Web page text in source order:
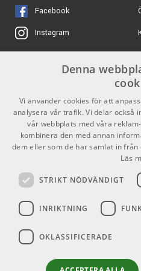
stabilitet
Vikbar konstruktion för
förvaring
ARTIKELNUMMER 1032080
Cranborne Audio
ARTIKELNUMMER 1078227
Ortofon Record
Facebook
Instagram
X
Youtube
TikTok
Denna
Vi använder cookies för att
analysera vår trafik. Vi delar också
vår webbplats med våra
kombinera den med annan
dem eller som de har samlat in
Läs
STRIKT NÖDVÄNDIGT
INRIKTNING
OKLASSIFICERADE